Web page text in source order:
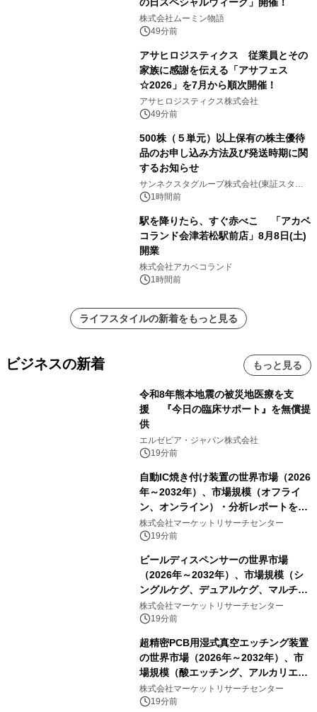
株式会社ムーミン物語
49分前
アサヒロジスティクス 従業員とその
家族に感謝を伝える「アサフェス
☆2026」を7月から順次開催！
アサヒロジスティクス株式会社
49分前
500株（５単元）以上保有の株主優待
品のお申し込み方法及び発送時期に関
するお知らせ
サンネクスタグループ株式会社(東証スタン
ダード上場 コード8945）
1時間前
駅を降りたら、すぐ赤べこ 「アカベ
コランド会津若松駅前店」8月8日(土)
開業
株式会社アカベコランド
1時間前
ライフスタイルの新着をもっと見る
ビジネスの新着 もっと見る
令和8年熊本地震の被災地医療を支
援 『今日の臨床サポート』を無償提
供
エルゼビア・ジャパン株式会社
19分前
自動IC焼き付け装置の世界市場（2026
年～2032年）、市場規模（オフライ
ン、オンライン）・分析レポートを発
表
株式会社マーケットリサーチセンター
19分前
ビールディスペンサーの世界市場
（2026年～2032年）、市場規模（シ
ングルケグ、デュアルケグ、マルチケ
グ）・分析レポートを発表
株式会社マーケットリサーチセンター
19分前
超精密PCB用湿式真空エッチング装置
の世界市場（2026年～2032年）、市
場規模（酸エッチング、アルカリエッ
チング）・分析レポートを発表
株式会社マーケットリサーチセンター
19分前